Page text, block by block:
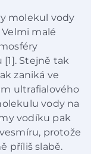
molekul vody
malé
Stejně tak
zaniká ve
ultrafialového
vody na
vodíku pak
protože
příliš slabě.